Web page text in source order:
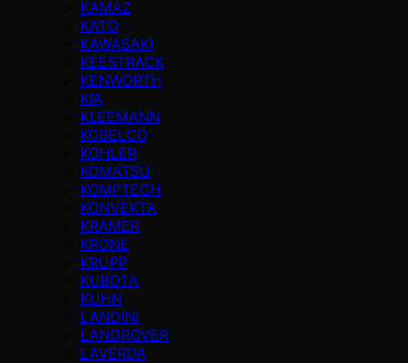
KAMAZ
KATO
KAWASAKI
KEESTRACK
KENWORTH
KIA
KLEEMANN
KOBELCO
KOHLER
KOMATSU
KOMPTECH
KONVEKTA
KRAMER
KRONE
KRUPP
KUBOTA
KUHN
LANDINI
LANDROVER
LAVERDA